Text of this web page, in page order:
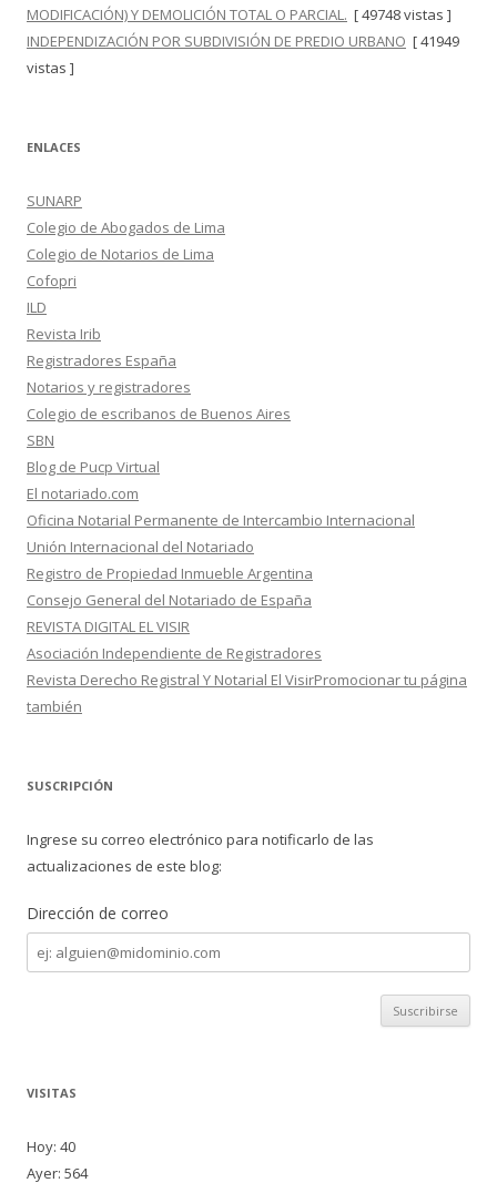
MODIFICACIÓN) Y DEMOLICIÓN TOTAL O PARCIAL. [ 49748 vistas ]
INDEPENDIZACIÓN POR SUBDIVISIÓN DE PREDIO URBANO [ 41949
vistas ]
ENLACES
SUNARP
Colegio de Abogados de Lima
Colegio de Notarios de Lima
Cofopri
ILD
Revista Irib
Registradores España
Notarios y registradores
Colegio de escribanos de Buenos Aires
SBN
Blog de Pucp Virtual
El notariado.com
Oficina Notarial Permanente de Intercambio Internacional
Unión Internacional del Notariado
Registro de Propiedad Inmueble Argentina
Consejo General del Notariado de España
REVISTA DIGITAL EL VISIR
Asociación Independiente de Registradores
Revista Derecho Registral Y Notarial El VisirPromocionar tu página
también
SUSCRIPCIÓN
Ingrese su correo electrónico para notificarlo de las
actualizaciones de este blog:
Dirección de correo
Dirección
de
correo
VISITAS
Hoy: 40
Ayer: 564